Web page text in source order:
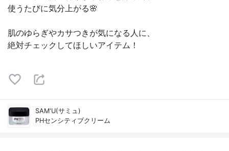
使うたびに気分上がる🌸
肌のゆらぎやカサつきが気になる人に、
絶対チェックしてほしいアイテム！
SAM'U(サミュ)
PHセンシティブクリーム